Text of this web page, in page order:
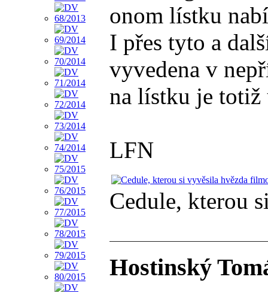
onom lístku
I přes tyto a
vyvedena v
na lístku je
LFN
Cedule, kterou
Hostinský